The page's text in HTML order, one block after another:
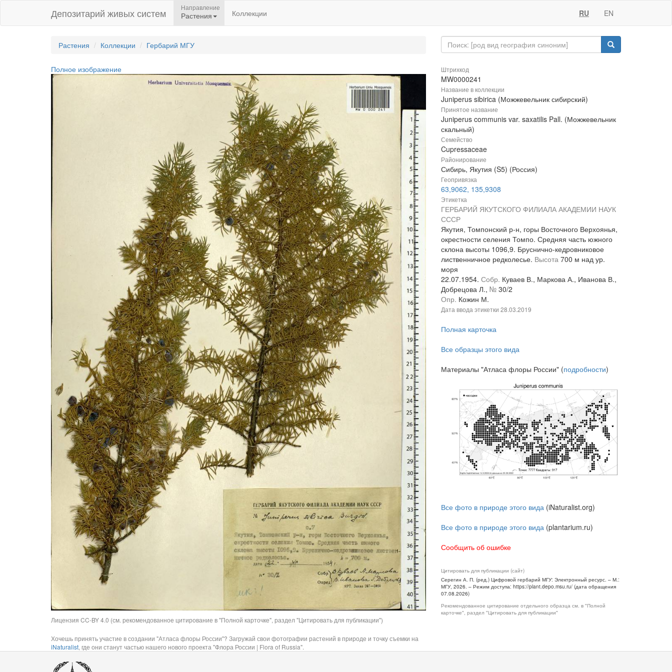
Депозитарий живых систем Направление
Растения Коллекции RU EN
Растения Коллекции Гербарий МГУ
Полное изображение
Лицензия CC-BY 4.0 (см. рекомендованное цитирование в "Полной карточке", раздел "Цитировать для публикации")
Хочешь принять участие в создании "Атласа флоры России"? Загружай свои фотографии растений в природе и точку съемки на
iNaturalist, где они станут частью нашего нового проекта "Флора России | Flora of Russia".
Штрихкод
MW0000241
Название в коллекции
Juniperus sibirica (Можжевельник сибирский)
Принятое название
Juniperus communis var. saxatilis Pall. (Можжевельник
скальный)
Семейство
Cupressaceae
Районирование
Сибирь, Якутия (S5) (Россия)
Геопривязка
63,9062, 135,9308
Этикетка
ГЕРБАРИЙ ЯКУТСКОГО ФИЛИАЛА АКАДЕМИИ НАУК
СССР
Якутия, Томпонский р-н, горы Восточного Верхоянья,
окрестности селения Томпо. Средняя часть южного
склона высоты 1096,9. Бруснично-кедровниковое
лиственничное редколесье. Высота 700 м над ур.
моря
22.07.1954. Собр. Куваев В., Маркова А., Иванова В.,
Добрецова Л., № 30/2
Опр. Кожин М.
Дата ввода этикетки 28.03.2019
Полная карточка
Все образцы этого вида
Материалы "Атласа флоры России" (подробности)
Все фото в природе этого вида (iNaturalist.org)
Все фото в природе этого вида (plantarium.ru)
Сообщить об ошибке
Цитировать для публикации (сайт)
Серегин А. П. (ред.) Цифровой гербарий МГУ: Электронный ресурс. – М.:
МГУ, 2026. – Режим доступа: https://plant.depo.msu.ru/ (дата обращения
07.08.2026)
Рекомендованное цитирование отдельного образца см. в "Полной
карточке", раздел "Цитировать для публикации"